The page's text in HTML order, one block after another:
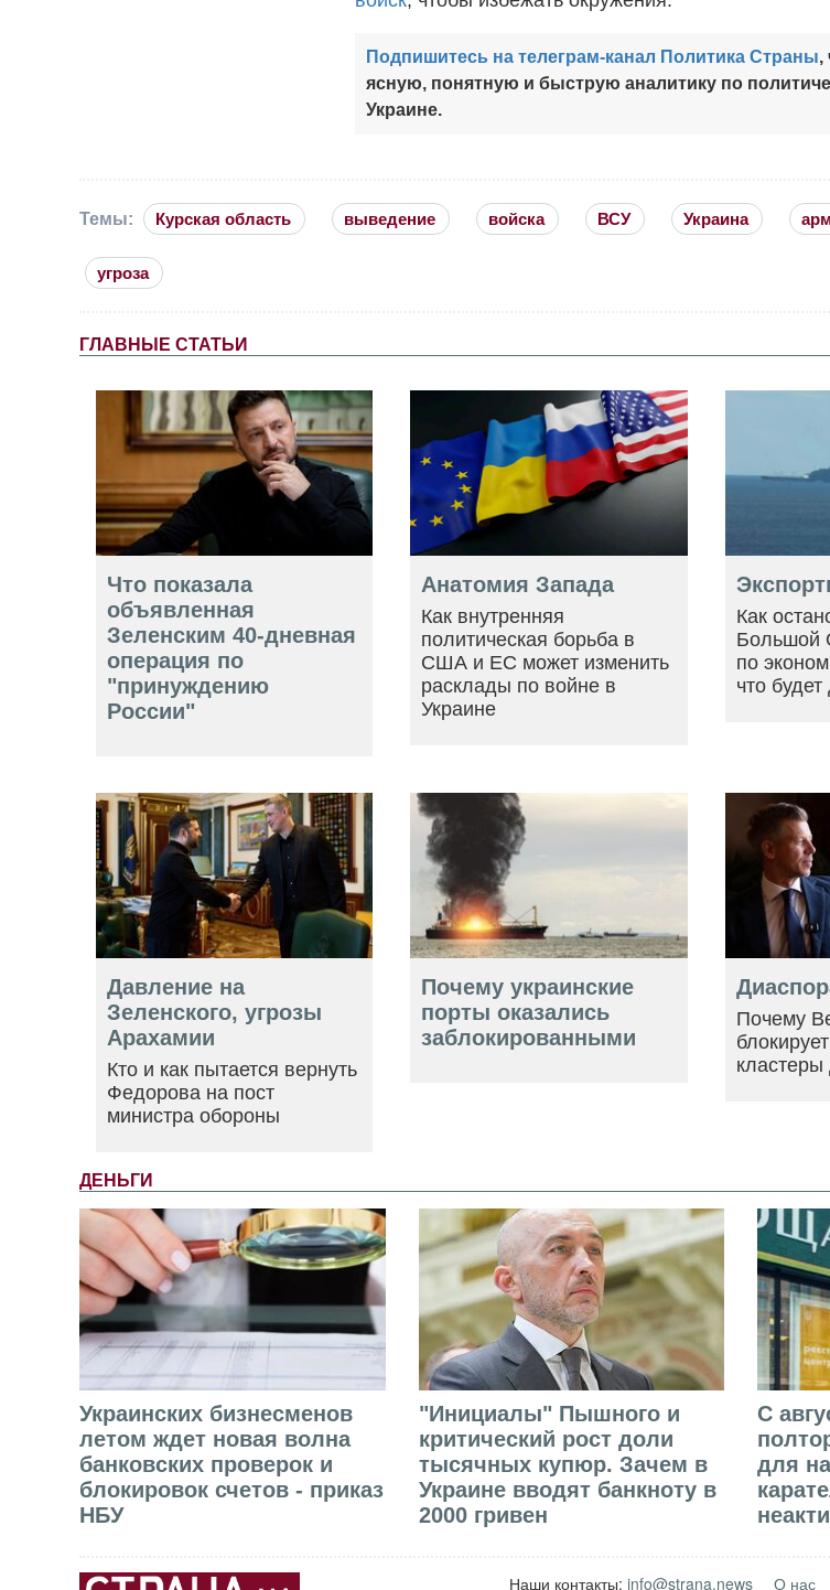
Подпишитесь на телеграм-канал Политика Страны,
ясную, понятную и быструю аналитику по
Украине.
Темы: Курская область выведение войска ВСУ Украина
угроза
ГЛАВНЫЕ СТАТЬИ
Что показала
объявленная
Зеленским 40-дневная
операция по
"принуждению
России"
Анатомия Запада
Как внутренняя
политическая борьба в
США и ЕС может изменить
расклады по войне в
Украине
Как
Большой
по
что
Давление на
Зеленского, угрозы
Арахамии
Кто и как пытается вернуть
Федорова на пост
министра обороны
Почему украинские
порты оказались
заблокированными
Почему
ДЕНЬГИ
Украинских бизнесменов
летом ждет новая волна
банковских проверок и
блокировок счетов - приказ
НБУ
"Инициалы" Пышного и
критический рост доли
тысячных купюр. Зачем в
Украине вводят банкноту в
2000 гривен
С
для
Наши контакты: info@strana.news О нас